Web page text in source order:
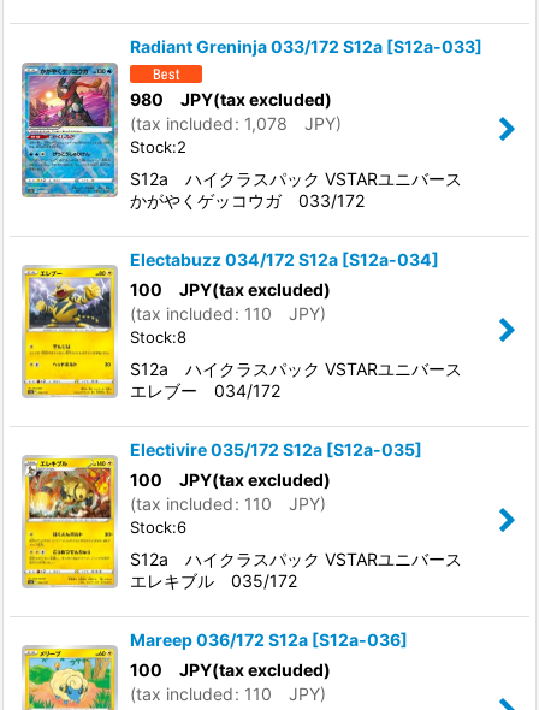
Radiant Greninja 033/172 S12a [S12a-033]
980 JPY(tax excluded)
(tax included: 1,078 JPY)
Stock:2
S12a ハイクラスパック VSTARユニバース
かがやくゲッコウガ 033/172
Electabuzz 034/172 S12a [S12a-034]
100 JPY(tax excluded)
(tax included: 110 JPY)
Stock:8
S12a ハイクラスパック VSTARユニバース
エレブー 034/172
Electivire 035/172 S12a [S12a-035]
100 JPY(tax excluded)
(tax included: 110 JPY)
Stock:6
S12a ハイクラスパック VSTARユニバース
エレキブル 035/172
Mareep 036/172 S12a [S12a-036]
100 JPY(tax excluded)
(tax included: 110 JPY)